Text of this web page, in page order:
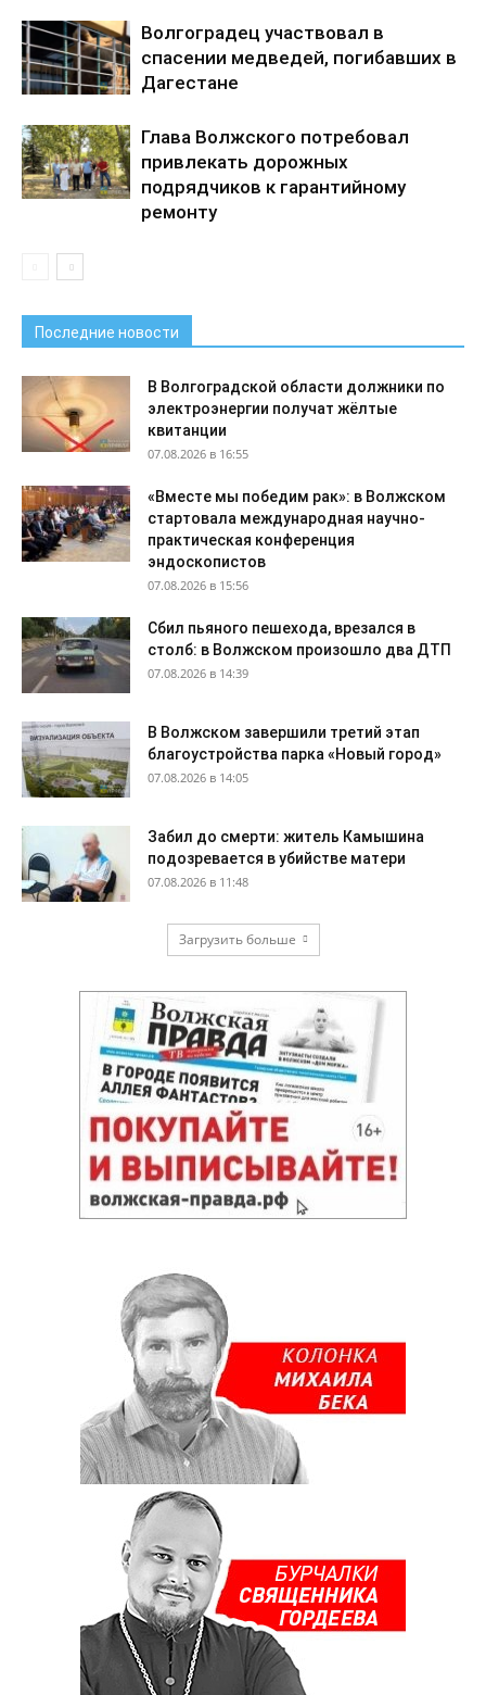
Волгоградец участвовал в
спасении медведей, погибавших в
Дагестане
Глава Волжского потребовал
привлекать дорожных
подрядчиков к гарантийному
ремонту
Последние новости
В Волгоградской области должники по
электроэнергии получат жёлтые
квитанции
07.08.2026 в 16:55
«Вместе мы победим рак»: в Волжском
стартовала международная научно-
практическая конференция
эндоскопистов
07.08.2026 в 15:56
Сбил пьяного пешехода, врезался в
столб: в Волжском произошло два ДТП
07.08.2026 в 14:39
В Волжском завершили третий этап
благоустройства парка «Новый город»
07.08.2026 в 14:05
Забил до смерти: житель Камышина
подозревается в убийстве матери
07.08.2026 в 11:48
Загрузить больше